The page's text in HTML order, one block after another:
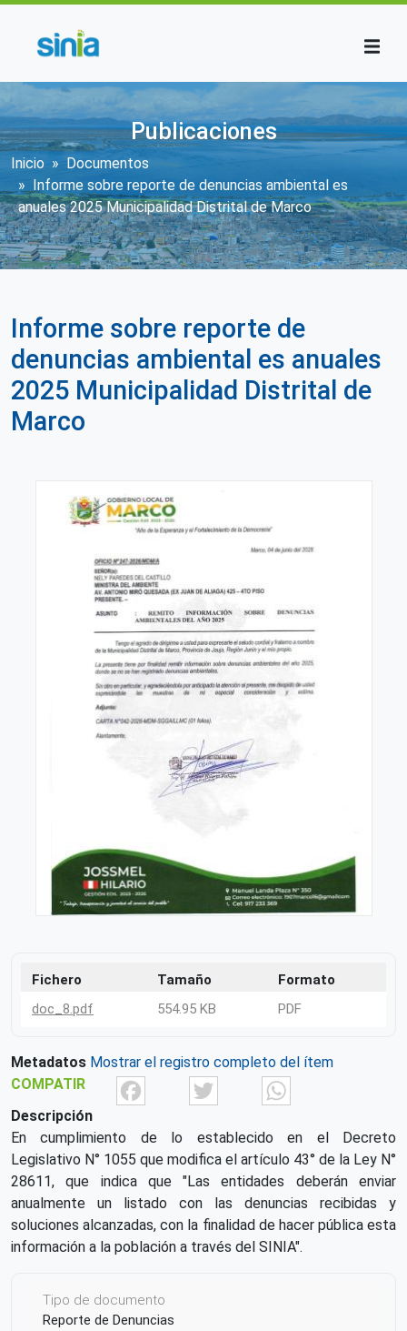
Publicaciones
Sobrescribir enlaces de ayuda a la
Inicio
Documentos
Informe sobre reporte de denuncias ambiental es
anuales 2025 Municipalidad Distrital de Marco
Informe sobre reporte de
denuncias ambiental es anuales
2025 Municipalidad Distrital de
Marco
Fichero Tamaño
Formato
doc_8.pdf
554.95 KB PDF
Metadatos Mostrar el registro completo del ítem
COMPATIR
FacebookTwitter
Descripción
En cumplimiento de lo establecido en el Decreto
Legislativo N° 1055 que modifica el artículo 43° de la Ley N°
28611, que indica que "Las entidades deberán enviar
anualmente un listado con las denuncias recibidas y
soluciones alcanzadas, con la finalidad de hacer pública esta
información a la población a través del SINIA".
Tipo de documento
Reporte de Denuncias